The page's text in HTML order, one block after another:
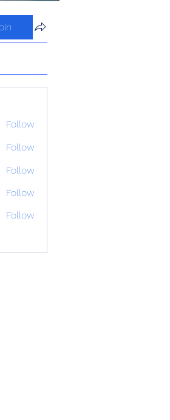
Follow
Follow
Follow
Follow
Follow